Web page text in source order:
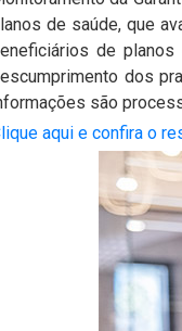
de saúde, que
de
dos
são
aqui e confira o